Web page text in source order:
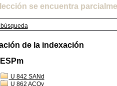
se encuentra
de la indexación
U 842 SANd
U 862 ACOy